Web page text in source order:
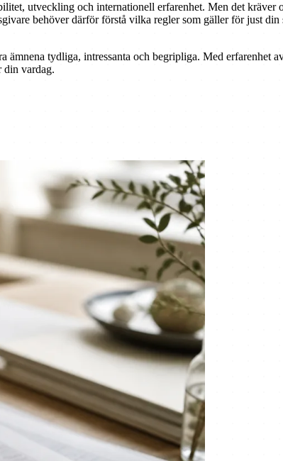
utveckling och internationell erfarenhet. Men det
behöver därför förstå vilka regler som gäller för just
tydliga, intressanta och begripliga. Med erfarenhet
din vardag.